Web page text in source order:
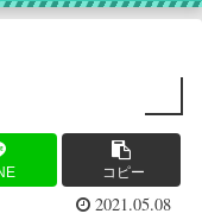
コピー
2021.05.08